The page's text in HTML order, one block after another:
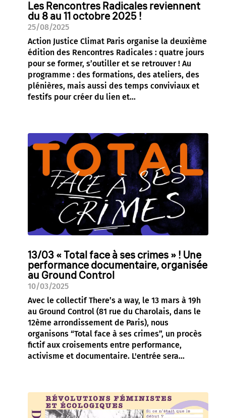
Les Rencontres Radicales reviennent
du 8 au 11 octobre 2025 !
25/08/2025
Action Justice Climat Paris organise la deuxième
édition des Rencontres Radicales : quatre jours
pour se former, s’outiller et se retrouver ! Au
programme : des formations, des ateliers, des
plénières, mais aussi des temps conviviaux et
festifs pour créer du lien et...
13/03 « Total face à ses crimes » ! Une
performance documentaire, organisée
au Ground Control
10/03/2025
Avec le collectif There’s a way, le 13 mars à 19h
au Ground Control (81 rue du Charolais, dans le
12ème arrondissement de Paris), nous
organisons “Total face à ses crimes”, un procès
fictif aux croisements entre performance,
activisme et documentaire. L'entrée sera...